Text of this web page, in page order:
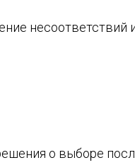
несоответствий
о выборе